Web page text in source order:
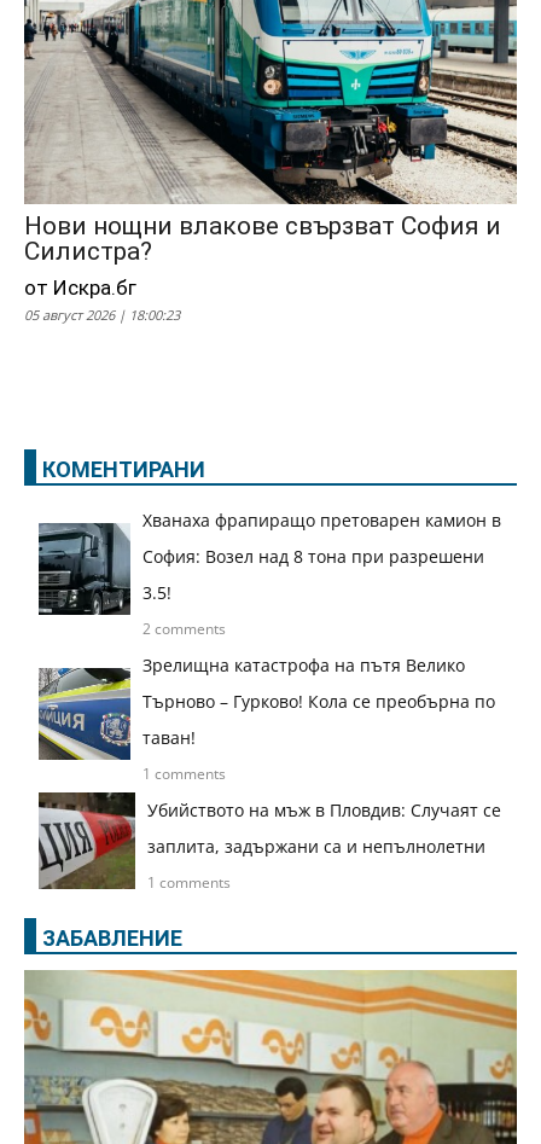
Нови нощни влакове свързват София и
Силистра?
от Искра.бг
05 август 2026 | 18:00:23
КОМЕНТИРАНИ
Хванаха фрапиращо претоварен камион в
София: Возел над 8 тона при разрешени
3.5!
2 comments
Зрелищна катастрофа на пътя Велико
Търново – Гурково! Кола се преобърна по
таван!
1 comments
Убийството на мъж в Пловдив: Случаят се
заплита, задържани са и непълнолетни
1 comments
ЗАБАВЛЕНИЕ